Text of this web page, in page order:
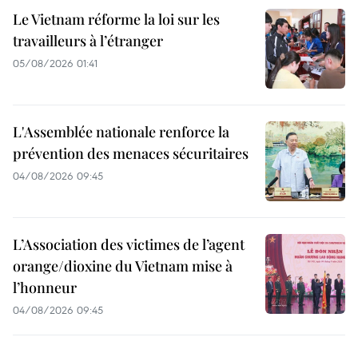
Le Vietnam réforme la loi sur les
travailleurs à l’étranger
05/08/2026 01:41
L'Assemblée nationale renforce la
prévention des menaces sécuritaires
04/08/2026 09:45
L’Association des victimes de l’agent
orange/dioxine du Vietnam mise à
l’honneur
04/08/2026 09:45